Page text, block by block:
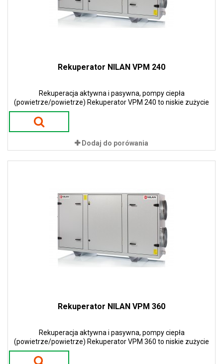
Rekuperator NILAN VPM 240
Rekuperacja aktywna i pasywna, pompy ciepła
(powietrze/powietrze) Rekuperator VPM 240 to niskie zużycie
energii i niskie koszty eksploatacji. Zastosowanie pomp ciepła w
urządzeniach gwarantuje 100 % sprawności w procesie odzysku
ciepła. To przekłada się na ogromne oszczędności energii i tym
samym niskie koszty eksploatacji.
Dodaj do porówania
Rekuperator NILAN VPM 360
Rekuperacja aktywna i pasywna, pompy ciepła
(powietrze/powietrze) Rekuperator VPM 360 to niskie zużycie
energii i niskie koszty eksploatacji. Zastosowanie pomp ciepła w
urządzeniach gwarantuje 100 % sprawności w procesie odzysku